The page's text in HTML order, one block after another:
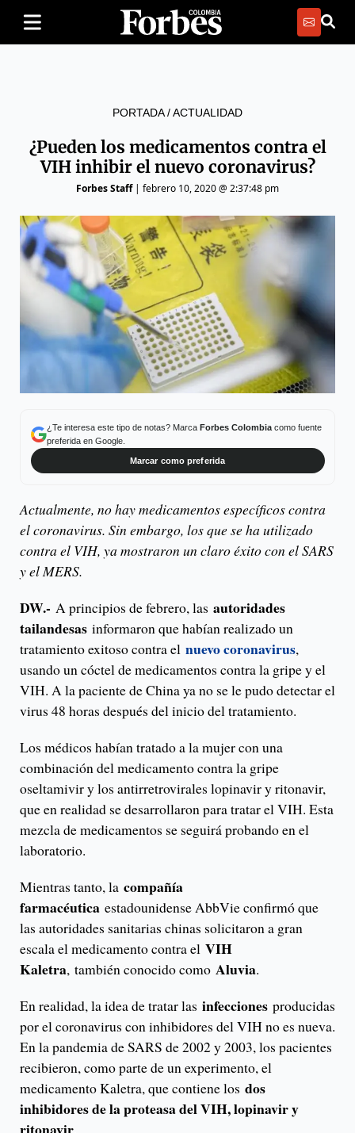
PORTADA/ACTUALIDAD
¿Pueden los medicamentos contra el
VIH inhibir el nuevo coronavirus?
Forbes Staff| febrero 10, 2020 @ 2:37:48 pm
¿Te interesa este tipo de notas? Marca Forbes Colombiacomo fuente
preferida en Google.
Marcar como preferida
Actualmente, no hay medicamentos específicos contra
el coronavirus. Sin embargo, los que se ha utilizado
contra el VIH, ya mostraron un claro éxito con el SARS
y el MERS.
DW.- A principios de febrero, las autoridades
tailandesas informaron que habían realizado un
tratamiento exitoso contra el nuevo coronavirus,
usando un cóctel de medicamentos contra la gripe y el
VIH. A la paciente de China ya no se le pudo detectar el
virus 48 horas después del inicio del tratamiento.
Los médicos habían tratado a la mujer con una
combinación del medicamento contra la gripe
oseltamivir y los antirretrovirales lopinavir y ritonavir,
que en realidad se desarrollaron para tratar el VIH. Esta
mezcla de medicamentos se seguirá probando en el
laboratorio.
Mientras tanto, la compañía
farmacéutica estadounidense AbbVie confirmó que
las autoridades sanitarias chinas solicitaron a gran
escala el medicamento contra el VIH
Kaletra, también conocido como Aluvia.
En realidad, la idea de tratar las infecciones producidas
por el coronavirus con inhibidores del VIH no es nueva.
En la pandemia de SARS de 2002 y 2003, los pacientes
recibieron, como parte de un experimento, el
medicamento Kaletra, que contiene los dos
inhibidores de la proteasa del VIH, lopinavir y